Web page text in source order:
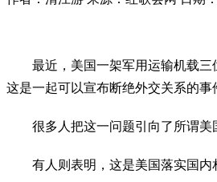
最近，美国一架军用运输机载三位
这是一起可以宣布断绝外交关系的事
很多人把这一问题引向了所谓美国
有人则表明，这是美国落实国内相